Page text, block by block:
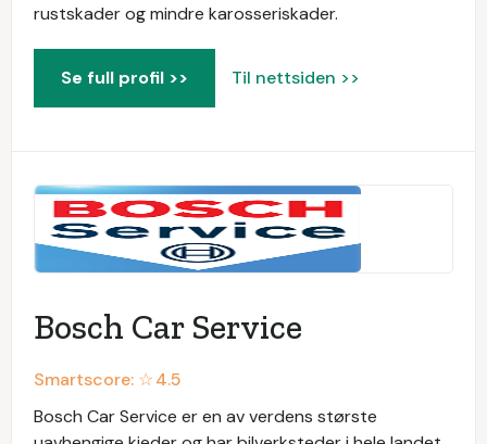
rustskader og mindre karosseriskader.
Se full profil >> Til nettsiden >>
Bosch Car Service
Smartscore: ☆4.5
Bosch Car Service er en av verdens største